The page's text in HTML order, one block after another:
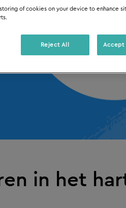
in het
of cookies on your device to enhance
Reject All Accept